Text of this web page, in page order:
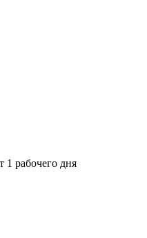
1 рабочего дня